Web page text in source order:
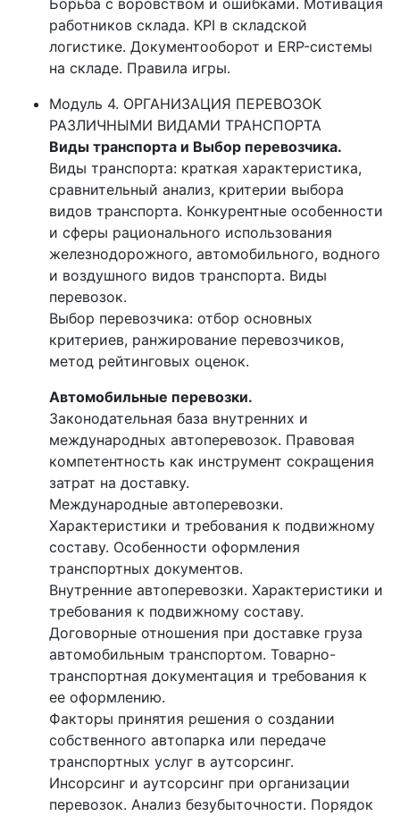
Борьба с воровством и ошибками. Мотивация
работников склада. KPI в складской
логистике. Документооборот и ERP-системы
на складе. Правила игры.
Модуль 4. ОРГАНИЗАЦИЯ ПЕРЕВОЗОК
РАЗЛИЧНЫМИ ВИДАМИ ТРАНСПОРТА
Виды транспорта и Выбор перевозчика.
Виды транспорта: краткая характеристика,
сравнительный анализ, критерии выбора
видов транспорта. Конкурентные особенности
и сферы рационального использования
железнодорожного, автомобильного, водного
и воздушного видов транспорта. Виды
перевозок.
Выбор перевозчика: отбор основных
критериев, ранжирование перевозчиков,
метод рейтинговых оценок.
Автомобильные перевозки.
Законодательная база внутренних и
международных автоперевозок. Правовая
компетентность как инструмент сокращения
затрат на доставку.
Международные автоперевозки.
Характеристики и требования к подвижному
составу. Особенности оформления
транспортных документов.
Внутренние автоперевозки. Характеристики и
требования к подвижному составу.
Договорные отношения при доставке груза
автомобильным транспортом. Товарно-
транспортная документация и требования к
ее оформлению.
Факторы принятия решения о создании
собственного автопарка или передаче
транспортных услуг в аутсорсинг.
Инсорсинг и аутсорсинг при организации
перевозок. Анализ безубыточности. Порядок